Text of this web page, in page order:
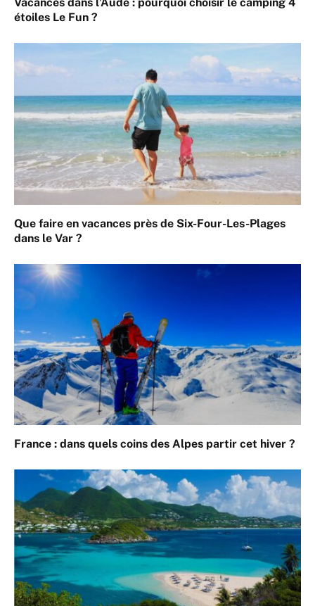
Vacances dans l’Aude : pourquoi choisir le camping 4
étoiles Le Fun ?
Que faire en vacances près de Six-Four-Les-Plages
dans le Var ?
France : dans quels coins des Alpes partir cet hiver ?